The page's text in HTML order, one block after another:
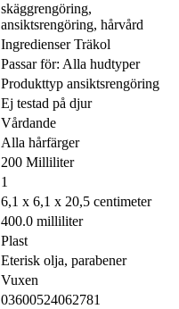
skäggrengöring,
ansiktsrengöring, hårvård
Ingredienser Träkol
Passar för: Alla hudtyper
Produkttyp ansiktsrengöring
Ej testad på djur
Vårdande
Alla hårfärger
200 Milliliter
1
6,1 x 6,1 x 20,5 centimeter
400.0 milliliter
Plast
Eterisk olja, parabener
Vuxen
03600524062781